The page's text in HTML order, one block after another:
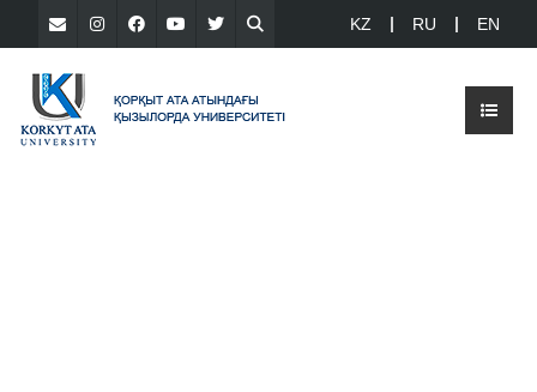
KZ RU EN